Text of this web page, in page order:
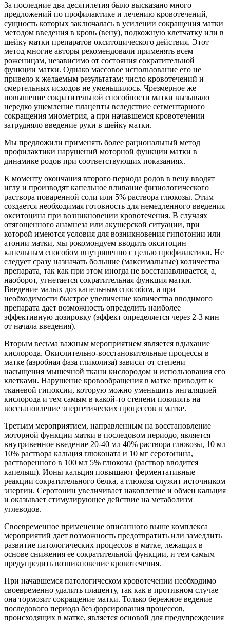
За последние два десятилетия было высказано много
предложений по профилактике и лечению кровотечений,
сущность которых заключалась в усилении сокращения матки
методом введения в кровь (вену), подкожную клетчатку или в
шейку матки препаратов окситоцического действия. Этот
метод многие авторы рекомендовали применять всем
роженицам, независимо от состояния сократительной
функции матки. Однако массовое использование его не
привело к желаемым результатам: число кровотечений и
смертельных исходов не уменьшилось. Чрезмерное же
повышение сократительной способности матки вызывало
нередко ущемление плацепты вследствие сегментарного
сокращения миометрия, а при начавшемся кровотечении
затрудняло введение руки в шейку матки.
Мы предложили применять более рациональный метод
профилактики нарушений моторной функции матки в
динамике родов при соответствующих показаниях.
К моменту окончания второго периода родов в вену вводят
иглу и производят капельное вливание физиологического
раствора поваренной соли или 5% раствора глюкозы. Этим
создается необходимая готовность для немедленного введения
окситоцина при возникновении кровотечения. В случаях
отягощенного анамнеза или акушерской ситуации, при
которой имеются условия для возникновения гипотонии или
атонии матки, мы рокомондуем вводить окситоцин
капельным способом внутривенно с целью профилактики. Не
следует сразу назначать большие (максимальные) количества
препарата, так как при этом иногда не восстанавливается, а,
наоборот, угнетается сократительная функция матки.
Введение малых доз капельным способом, а при
необходимости быстрое увеличение количества вводимого
препарата дает возможность определить наиболее
эффективную дозировку (эффект определяется через 2-3 мин
от начала введения).
Вторым весьма важным мероприятием является вдыхание
кислорода. Окислительно-восстановительные процессы в
матке (аэробная фаза гликолиза) зависят от степени
насыщения мышечной ткани кислородом и использования его
клетками. Нарушение кровообращения в матке приводит к
тканевой гипоксии, которую можно уменьшить ингаляцией
кислорода и тем самым в какой-то степени повлиять на
восстановление энергетических процессов в матке.
Третьим мероприятием, направленным на восстановление
моторной функции матки в последовом периодо, является
внутривенное введение 20-40 мл 40% раствора глюкозы, 10 мл
10% раствора кальция глюконата и 10 мг серотонина,
растворенного в 100 мл 5% глюкозы (раствор вводится
капелыш). Ионы кальция повышают ферментативные
реакции сократительного белка, а глюкоза служит источником
энергии. Серотонин увеличивает накопление и обмен кальция
и оказывает стимулирующее действие на метаболизм
углеводов.
Своевременное применение описанного выше комплекса
мероприятий дает возможность предотвратить или замедлить
развитие патологических процессов в матке, лежащих в
основе снижения ее сократительной функции, и тем самым
предупредить возникновение кровотечения.
При начавшемся патологическом кровотечении необходимо
своевременно удалить плаценту, так как в противном случае
она тормозит сокращение матки. Только бережное ведение
последового периода без форсирования процессов,
происходящих в матке, является основой для предупреждения